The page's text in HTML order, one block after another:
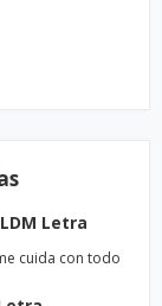
Letra
cuida con todo